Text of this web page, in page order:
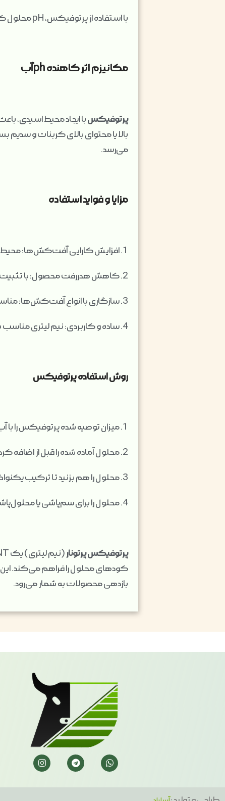
با استفاده از پرتوفیکس، pH محلول کاهش یافته و محیط اسیدی مناسبی برای فعالیت آفت‌کش‌ها ایجاد می‌شود.
مکانیزم اثر کاهنده phآب
پرتوفیکس
بالا یا محتوای بالای کربنات و
می‌رسد.
مزایا و فواید استفاده
1. افزایش کارایی آفت‌کش‌ها: محیط اسیدی موجب افزایش اثر بخشی مواد فعال می‌شود.
2. کاهش هدررفت محصول: با تثبیت ترکیبات، میزان مصرف آفت‌کش‌ها و کودها کاهش می‌یابد.
3. سازگاری با انواع آفت‌کش‌ها: مناسب برای ترکیب با اغلب محلول‌های شیمیایی کشاورزی.
4. ساده و کاربردی: نیم لیتری مناسب برای مصارف کوچک و متوسط، قابلیت مخلوط شدن آسان با آب.
روش استفاده پرتوفیکس
1. میزان توصیه شده پرتوفیکس را با آب مخلوط کنید.
2. محلول آماده شده را قبل از اضافه کردن آفت‌کش‌ها بررسی و pH آن را کنترل کنید.
3. محلول را هم بزنید تا ترکیب یکنواخت حاصل شود.
4. محلول را برای سم‌پاشی یا محلول‌پاشی برگ‌ها استفاده کنید.
پرتوفیکس پرتونار
کودهای محلول را فراهم می‌کند. این
بازدهی محصولات به شمار می‌رود.